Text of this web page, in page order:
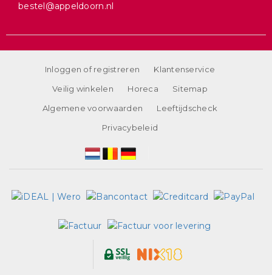
bestel@appeldoorn.nl
Inloggen of registreren
Klantenservice
Veilig winkelen
Horeca
Sitemap
Algemene voorwaarden
Leeftijdscheck
Privacybeleid